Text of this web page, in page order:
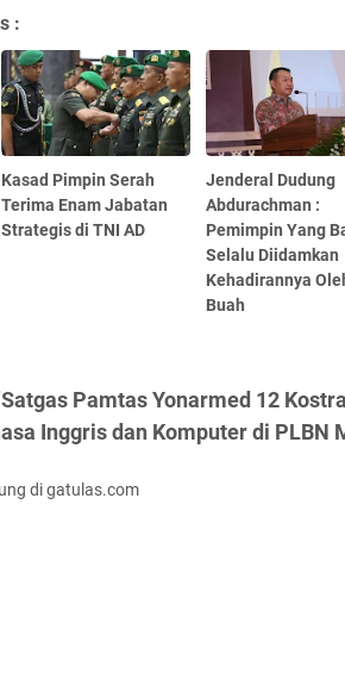
:
Kasad Pimpin Serah
Terima Enam Jabatan
Strategis di TNI AD
Jenderal Dudung
Abdurachman :
Pemimpin Yang
Selalu Diidamkan
Kehadirannya
Buah
Pamtas Yonarmed 12
Inggris dan Komputer di PLBN
di gatulas.com